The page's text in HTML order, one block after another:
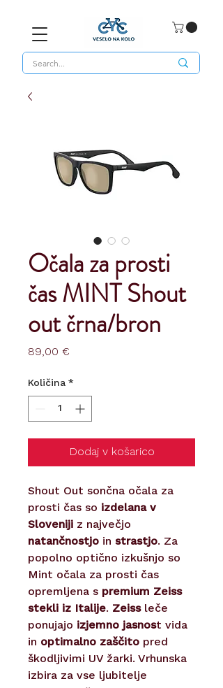
Očala za prosti
čas MINT Shout
out črna/bron
89,00 €
Količina *
Dodaj v košarico
Shout Out sončna očala za
prosti čas so izdelana v
Sloveniji z največjo
natančnostjo in strastjo. Za
popolno optično izkušnjo so
Mint očala za prosti čas
opremljena s premium Zeiss
stekli iz Italije. Zeissleče
ponujajo izjemno jasnost vida
in optimalno zaščito pred
škodljivimi UV žarki. Vrhunska
izbira za vse ljubitelje